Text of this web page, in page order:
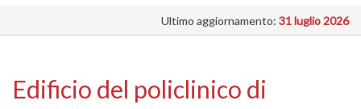
INTERVENTI
SI
Ultimo aggiornamento: 31 luglio 2026
Edificio del policlinico di